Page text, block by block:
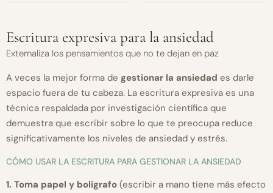
Escritura expresiva para la ansiedad
Externaliza los pensamientos que no te dejan en paz
A veces la mejor forma de gestionar la ansiedad es darle
espacio fuera de tu cabeza. La escritura expresiva es una
técnica respaldada por investigación científica que
demuestra que escribir sobre lo que te preocupa reduce
significativamente los niveles de ansiedad y estrés.
CÓMO USAR LA ESCRITURA PARA GESTIONAR LA ANSIEDAD
1. Toma papel y bolígrafo (escribir a mano tiene más efecto